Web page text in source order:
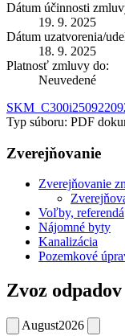
Dátum účinnosti
19. 9. 2025
Dátum uzatvorenia/
18. 9. 2025
Platnosť zmluvy do:
Neuvedené
Typ súboru: PDF
Zverejňovanie
Zverejňovanie
Voľby, referendá
Nájomné byty
Kanalizácia
Pozemkové
Zvoz odpadov
August2026